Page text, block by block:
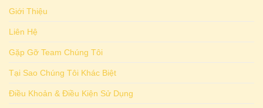
Giới Thiệu
Liên Hệ
Gặp Gỡ Team Chúng Tôi
Tại Sao Chúng Tôi Khác Biệt
Điều Khoản & Điều Kiện Sử Dụng